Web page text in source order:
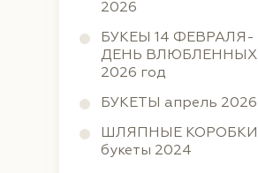
2026
БУКЕЫ 14 ФЕВРАЛЯ-
ДЕНЬ ВЛЮБЛЕННЫХ
2026 год
БУКЕТЫ апрель 2026
ШЛЯПНЫЕ КОРОБКИ
букеты 2024